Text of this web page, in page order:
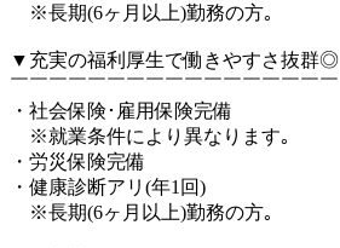
※長期(6ヶ月以上)勤務の方｡
▼充実の福利厚生で働きやすさ抜群◎
￣￣￣￣￣￣￣￣￣￣￣￣￣￣￣￣￣
・社会保険･雇用保険完備
※就業条件により異なります｡
・労災保険完備
・健康診断アリ(年1回)
※長期(6ヶ月以上)勤務の方｡